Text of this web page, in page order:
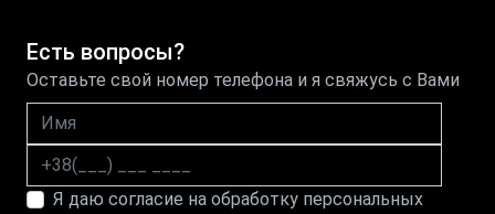
Есть вопросы?
Оставьте свой номер телефона и я свяжусь с Вами
Имя
Номер телефона
Я даю согласие на обработку персональных